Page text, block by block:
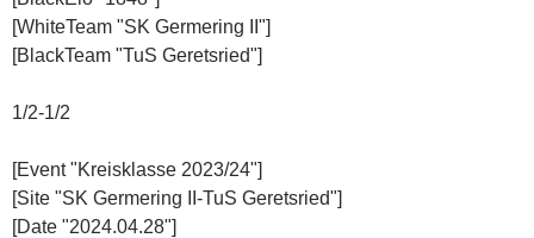
[WhiteTeam "SK Germering II"]
[BlackTeam "TuS Geretsried"]
1/2-1/2
[Event "Kreisklasse 2023/24"]
[Site "SK Germering II-TuS Geretsried"]
[Date "2024.04.28"]